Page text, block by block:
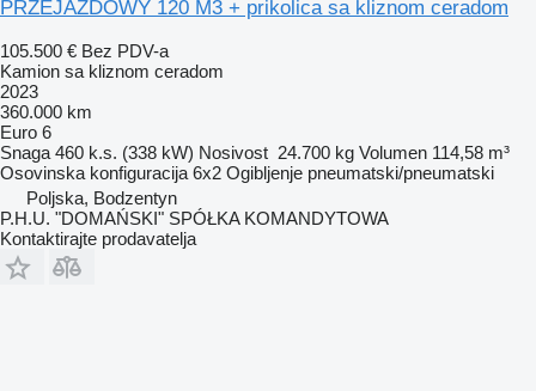
PRZEJAZDOWY 120 M3 + prikolica sa kliznom ceradom
105.500 € Bez PDV-a
Kamion sa kliznom ceradom
2023
360.000 km
Euro 6
Snaga 460 k.s. (338 kW) Nosivost 24.700 kg Volumen 114,58 m³
Osovinska konfiguracija 6x2 Ogibljenje pneumatski/pneumatski
Poljska, Bodzentyn
P.H.U. "DOMAŃSKI" SPÓŁKA KOMANDYTOWA
Kontaktirajte prodavatelja